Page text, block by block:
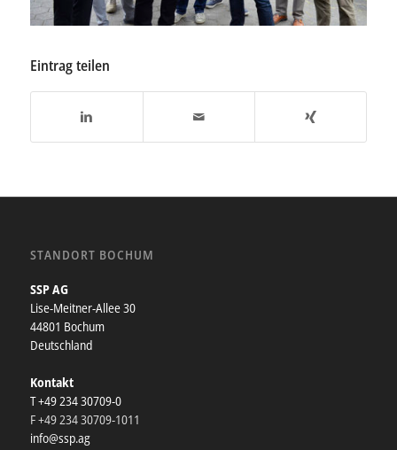
Eintrag teilen
STANDORT BOCHUM
SSP AG
Lise-Meitner-Allee 30
44801 Bochum
Deutschland
Kontakt
T +49 234 30709-0
F +49 234 30709-1011
info@ssp.ag